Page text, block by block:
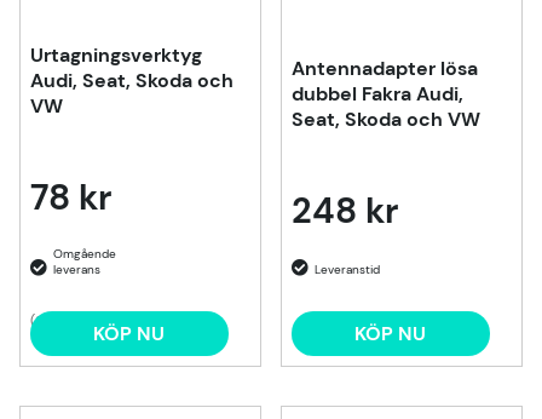
Urtagningsverktyg
Audi, Seat, Skoda och
VW
78 kr
(2) KÖP NU
Antennadapter lösa
dubbel Fakra Audi,
Seat, Skoda och VW
248 kr
KÖP NU